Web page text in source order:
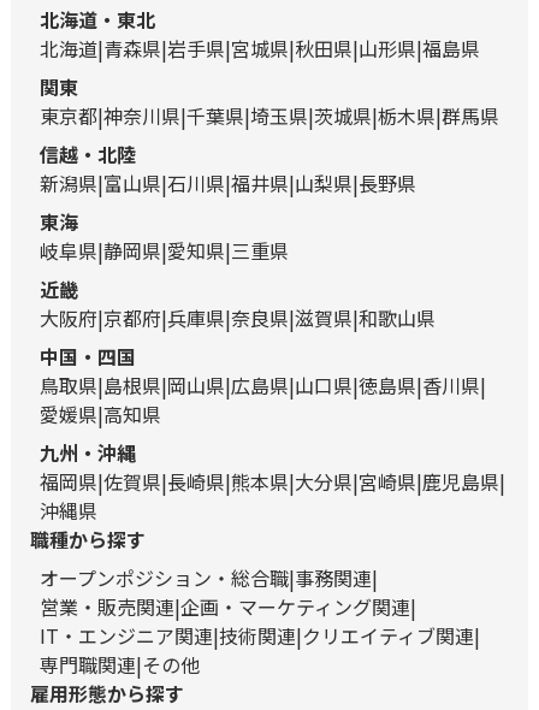
北海道・東北
北海道 青森県 岩手県 宮城県 秋田県 山形県 福島県
関東
東京都 神奈川県 千葉県 埼玉県 茨城県 栃木県 群馬県
信越・北陸
新潟県 富山県 石川県 福井県 山梨県 長野県
東海
岐阜県 静岡県 愛知県 三重県
近畿
大阪府 京都府 兵庫県 奈良県 滋賀県 和歌山県
中国・四国
鳥取県 島根県 岡山県 広島県 山口県 徳島県 香川県
愛媛県 高知県
九州・沖縄
福岡県 佐賀県 長崎県 熊本県 大分県 宮崎県 鹿児島県
沖縄県
職種から探す
オープンポジション・総合職 事務関連
営業・販売関連 企画・マーケティング関連
IT・エンジニア関連 技術関連 クリエイティブ関連
専門職関連 その他
雇用形態から探す